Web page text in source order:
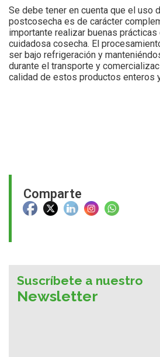
Comparte
Se debe tener en cuenta que el uso
postcosecha es de carácter
importante realizar buenas
cuidadosa cosecha. El
ser bajo refrigeración y
durante el transporte y
calidad de estos productos enteros
Suscríbete a nuestro
Newsletter